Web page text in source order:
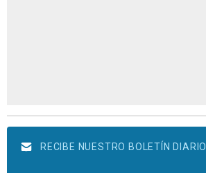
RECIBE NUESTRO BOLETÍN DIARIO